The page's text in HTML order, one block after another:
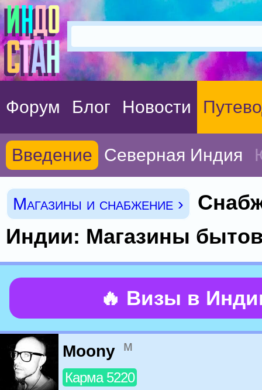
Форум Блог Новости
Введение Северная Индия
Магазины и снабжение ›
Индии: Магазины
🔥 Визы в
Moony м
Карма 5220